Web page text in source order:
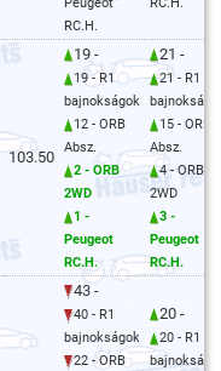
Peugeot
RC.H.
RC.H.
103.50
19 -
19 - R1
bajnokságok
12 - ORB
Absz.
2 - ORB
2WD
1 -
Peugeot
RC.H.
21 -
21 - R1
15 - ORB
Absz.
4 - ORB
2WD
3 -
Peugeot
RC.H.
43 -
40 - R1
bajnokságok
22 - ORB
20 -
20 - R1